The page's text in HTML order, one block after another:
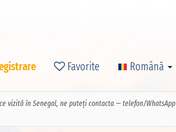
Favorite Română
vizită în Senegal, ne puteți contacta — telefon/WhatsApp